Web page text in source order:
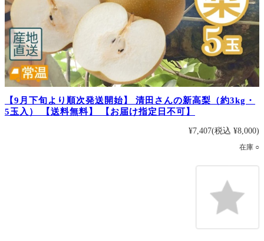
【9月下旬より順次発送開始】 清田さんの新高梨（約3kg・
5玉入） 【送料無料】 【お届け指定日不可】
¥7,407(税込 ¥8,000)
在庫 ○